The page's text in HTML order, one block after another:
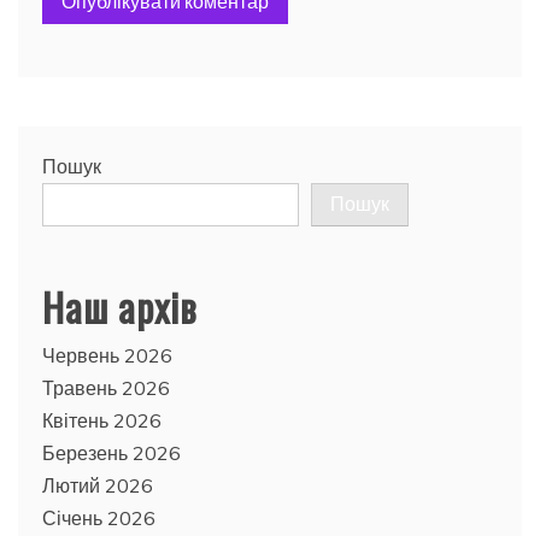
Пошук
Пошук
Наш архів
Червень 2026
Травень 2026
Квітень 2026
Березень 2026
Лютий 2026
Січень 2026